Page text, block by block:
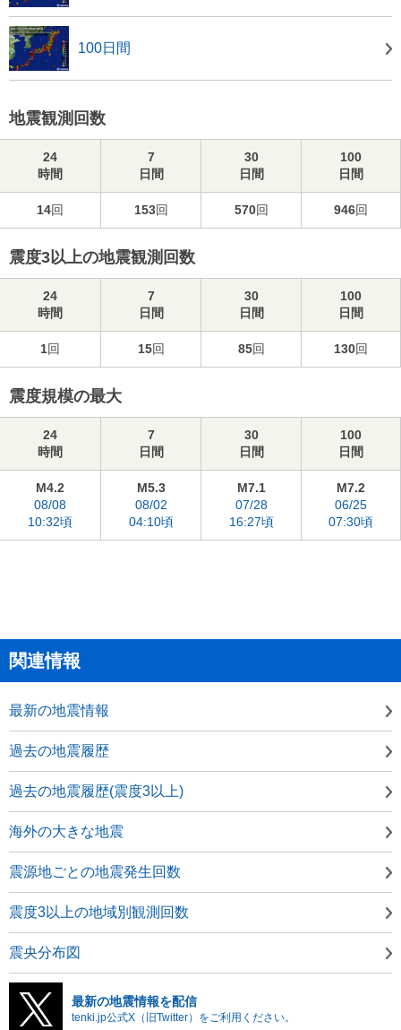
100日間
地震観測回数
24
時間
7
日間
30
日間
100
日間
14回 153回 570回 946回
震度3以上の地震観測回数
24
時間
7
日間
30
日間
100
日間
1回 15回 85回 130回
震度規模の最大
24
時間
7
日間
30
日間
100
日間
M4.2
08/08
10:32頃
M5.3
08/02
04:10頃
M7.1
07/28
16:27頃
M7.2
06/25
07:30頃
関連情報
最新の地震情報
過去の地震履歴
過去の地震履歴(震度3以上)
海外の大きな地震
震源地ごとの地震発生回数
震度3以上の地域別観測回数
震央分布図
最新の地震情報を配信
tenki.jp公式X（旧Twitter）をご利用ください。